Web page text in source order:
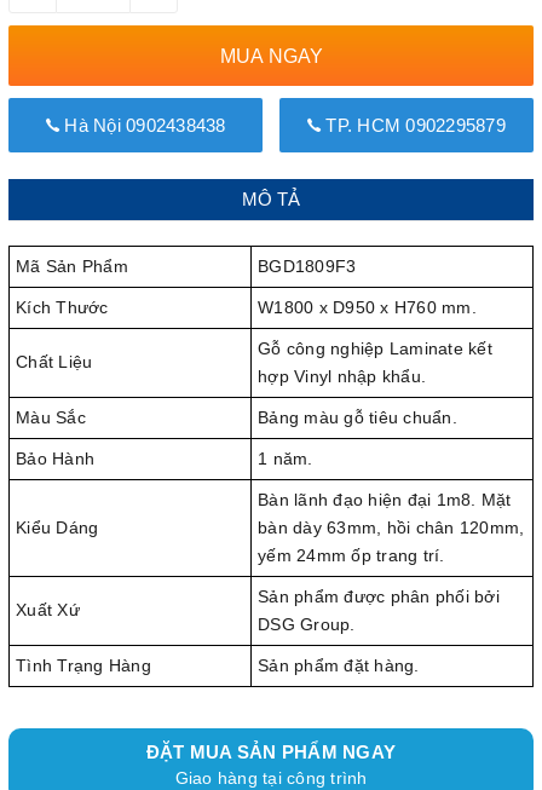
MUA NGAY
Hà Nội 0902438438 TP. HCM 0902295879
MÔ TẢ
Mã Sản Phẩm BGD1809F3
Kích Thước W1800 x D950 x H760 mm.
Chất Liệu
Gỗ công nghiệp Laminate kết
hợp Vinyl nhập khẩu.
Màu Sắc Bảng màu gỗ tiêu chuẩn.
Bảo Hành 1 năm.
Kiểu Dáng
Bàn lãnh đạo hiện đại 1m8. Mặt
bàn dày 63mm, hồi chân 120mm,
yếm 24mm ốp trang trí.
Xuất Xứ
Sản phẩm được phân phối bởi
DSG Group.
Tình Trạng Hàng Sản phẩm đặt hàng.
ĐẶT MUA SẢN PHẨM NGAY
Giao hàng tại công trình